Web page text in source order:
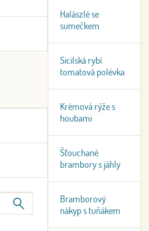
Halászlé se
sumečkem
Sicilská rybí
tomatová polévka
Krémová rýže s
houbami
Šťouchané
brambory s jáhly
Bramborový
nákyp s tuňákem